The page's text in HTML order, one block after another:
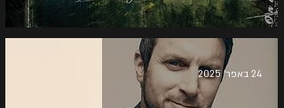
24 באפר׳ 2025